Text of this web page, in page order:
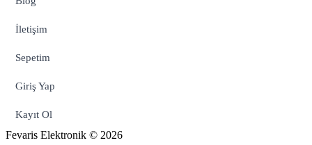
İletişim
Sepetim
Giriş Yap
Kayıt Ol
Fevaris Elektronik © 2026